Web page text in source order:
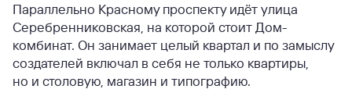
Параллельно Красному проспекту идёт улица
Серебренниковская, на которой стоит Дом-
комбинат. Он занимает целый квартал и по замыслу
создателей включал в себя не только квартиры,
но и столовую, магазин и типографию.